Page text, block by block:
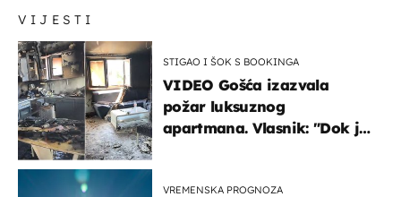
VIJESTI
STIGAO I ŠOK S BOOKINGA
VIDEO Gošća izazvala
požar luksuznog
apartmana. Vlasnik: "Dok je
VREMENSKA PROGNOZA